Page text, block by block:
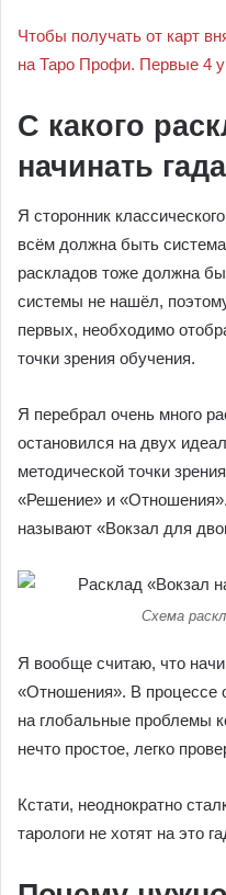
Чтобы получать от карт
на Таро Профи. Первые 4
С какого
начинать
Я сторонник
всём должна быть
раскладов тоже должна
системы не нашёл,
первых, необходимо
точки зрения обучения.
Я перебрал очень много
остановился на двух
методической точки
«Решение» и
называют «Вокзал для
Схема
Я вообще считаю, что
«Отношения». В процессе
на глобальные проблемы
нечто простое, легко
Кстати, неоднократно
тарологи не хотят на это